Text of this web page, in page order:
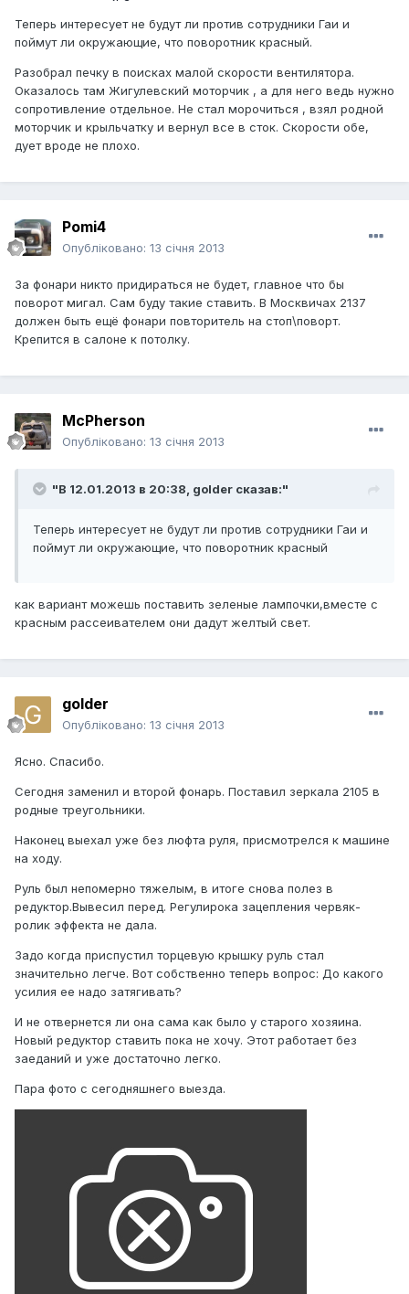
Теперь интересует не будут ли против сотрудники Гаи и
поймут ли окружающие, что поворотник красный.
Разобрал печку в поисках малой скорости вентилятора.
Оказалось там Жигулевский моторчик , а для него ведь нужно
сопротивление отдельное. Не стал морочиться , взял родной
моторчик и крыльчатку и вернул все в сток. Скорости обе,
дует вроде не плохо.
Pomi4
Опубліковано: 13 січня 2013
За фонари никто придираться не будет, главное что бы
поворот мигал. Сам буду такие ставить. В Москвичах 2137
должен быть ещё фонари повторитель на стоп\поворт.
Крепится в салоне к потолку.
McPherson
Опубліковано: 13 січня 2013
"В 12.01.2013 в 20:38, golder сказав:"
Теперь интересует не будут ли против сотрудники Гаи и
поймут ли окружающие, что поворотник красный
как вариант можешь поставить зеленые лампочки,вместе с
красным рассеивателем они дадут желтый свет.
golder
Опубліковано: 13 січня 2013
Ясно. Спасибо.
Сегодня заменил и второй фонарь. Поставил зеркала 2105 в
родные треугольники.
Наконец выехал уже без люфта руля, присмотрелся к машине
на ходу.
Руль был непомерно тяжелым, в итоге снова полез в
редуктор.Вывесил перед. Регулирока зацепления червяк-
ролик эффекта не дала.
Задо когда приспустил торцевую крышку руль стал
значительно легче. Вот собственно теперь вопрос: До какого
усилия ее надо затягивать?
И не отвернется ли она сама как было у старого хозяина.
Новый редуктор ставить пока не хочу. Этот работает без
заеданий и уже достаточно легко.
Пара фото с сегодняшнего выезда.